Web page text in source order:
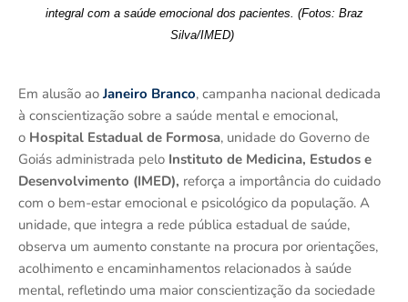
integral com a saúde emocional dos pacientes. (Fotos: Braz
Silva/IMED)
Em alusão aoJaneiro Branco, campanha nacional dedicada
à conscientização sobre a saúde mental e emocional,
o Hospital Estadual de Formosa, unidade do Governo de
Goiás administrada pelo Instituto de Medicina, Estudos e
Desenvolvimento (IMED), reforça a importância do cuidado
com o bem-estar emocional e psicológico da população. A
unidade, que integra a rede pública estadual de saúde,
observa um aumento constante na procura por orientações,
acolhimento e encaminhamentos relacionados à saúde
mental, refletindo uma maior conscientização da sociedade